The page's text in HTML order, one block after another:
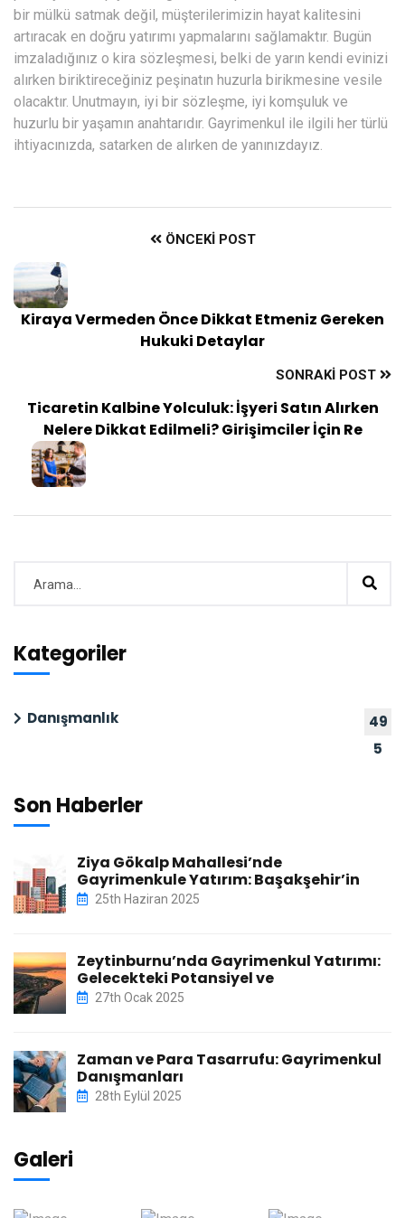
bir mülkü satmak değil, müşterilerimizin hayat kalitesini
artıracak en doğru yatırımı yapmalarını sağlamaktır. Bugün
imzaladığınız o kira sözleşmesi, belki de yarın kendi evinizi
alırken biriktireceğiniz peşinatın huzurla birikmesine vesile
olacaktır. Unutmayın, iyi bir sözleşme, iyi komşuluk ve
huzurlu bir yaşamın anahtarıdır. Gayrimenkul ile ilgili her türlü
ihtiyacınızda, satarken de alırken de yanınızdayız.
ÖNCEKI POST
Kiraya Vermeden Önce Dikkat Etmeniz Gereken
Hukuki Detaylar
SONRAKI POST
Ticaretin Kalbine Yolculuk: İşyeri Satın Alırken
Nelere Dikkat Edilmeli? Girişimciler İçin Re
Kategoriler
Danışmanlık
49
5
Son Haberler
Ziya Gökalp Mahallesi’nde
Gayrimenkule Yatırım: Başakşehir’in
25th Haziran 2025
Zeytinburnu’nda Gayrimenkul Yatırımı:
Gelecekteki Potansiyel ve
27th Ocak 2025
Zaman ve Para Tasarrufu: Gayrimenkul
Danışmanları
28th Eylül 2025
Galeri